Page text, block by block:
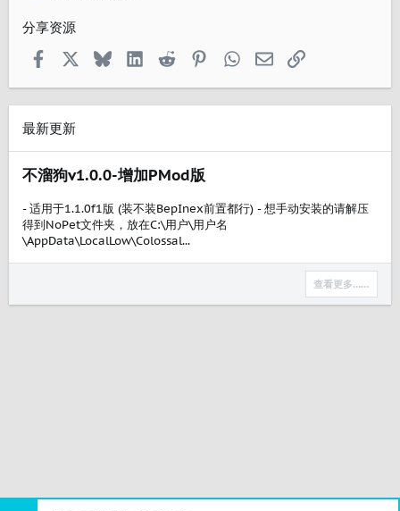
分享资源
Facebook Bluesky LinkedInReddit PinterestWhatsApp
邮箱 链接
最新更新
不溜狗v1.0.0-增加PMod版
- 适用于1.1.0f1版 (装不装BepInex前置都行) - 想手动安装的请解压
得到NoPet文件夹，放在C:\用户\用户名
\AppData\LocalLow\Colossal...
查看更多……